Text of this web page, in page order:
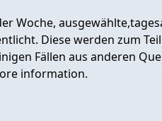
Woche,
Diese werden zum
Fällen aus anderen
information.